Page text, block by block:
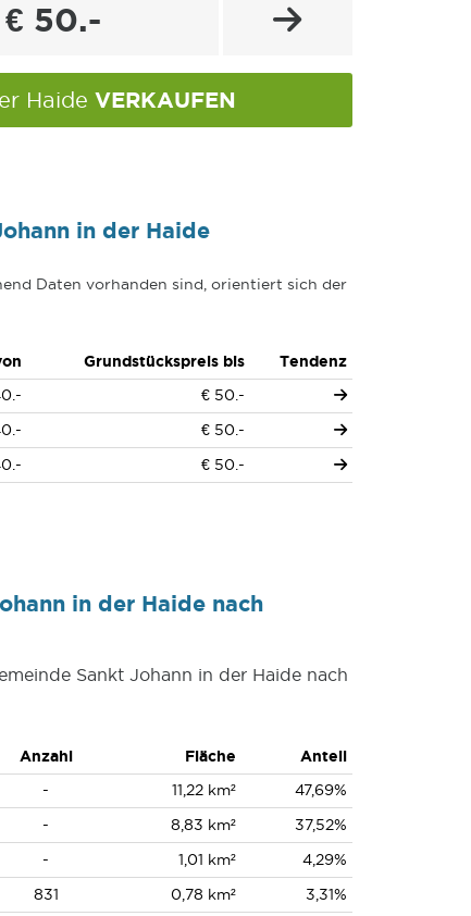
€ 50.-
Haide VERKAUFEN
in der Haide
Daten vorhanden sind, orientiert sich der
Grundstückspreis bis
Tendenz
€ 50.-
€ 50.-
€ 50.-
in der Haide nach
Sankt Johann in der Haide nach
Anzahl Fläche
Anteil
- 11,22 km²
47,69%
- 8,83 km²
37,52%
- 1,01 km²
4,29%
831 0,78 km²
3,31%